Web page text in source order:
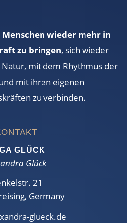
Menschen wieder mehr in
zu bringen, sich wieder
mit dem Rhythmus der
mit ihren eigenen
zu verbinden.
GLÜCK
Glück
21
Germany
glueck.de